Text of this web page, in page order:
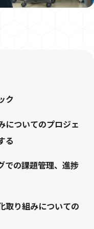
ク
についてのプロジェ
る
での課題管理、進捗
取り組みについての